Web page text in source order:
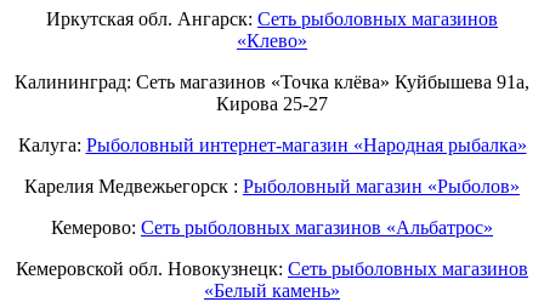
Иркутская обл. Ангарск: Сеть рыболовных магазинов
«Клево»
Калининград: Сеть магазинов «Точка клёва» Куйбышева 91а,
Кирова 25-27
Калуга: Рыболовный интернет-магазин «Народная рыбалка»
Карелия Медвежьегорск : Рыболовный магазин «Рыболов»
Кемерово: Сеть рыболовных магазинов «Альбатрос»
Кемеровской обл. Новокузнецк: Сеть рыболовных магазинов
«Белый камень»